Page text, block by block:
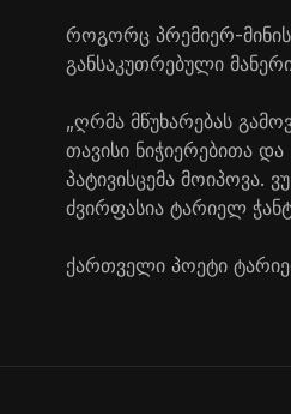
როგორც პრემიერ-
განსაკუთრებული
„ღრმა მწუხარებას
თავისი ნიჭიერებითა
პატივისცემა მოიპოვა.
ძვირფასია ტარიელ
ქართველი პოეტი